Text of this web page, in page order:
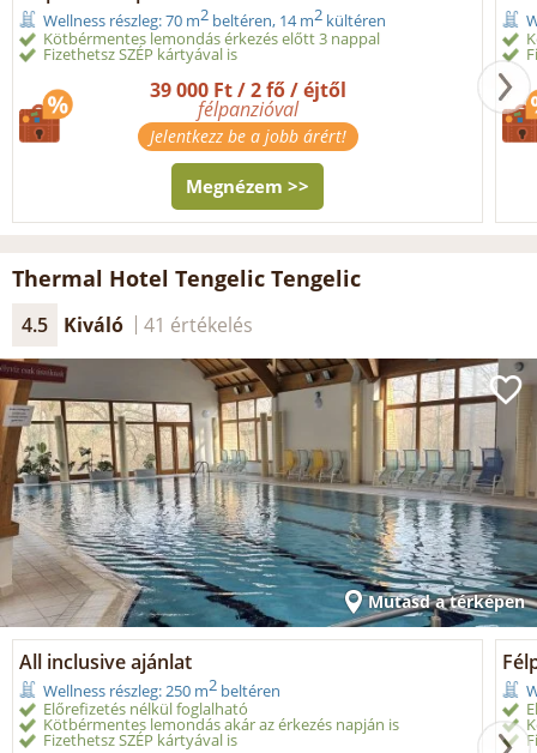
Wellness részleg: 70 m2 beltéren, 14 m2 kültéren
Kötbérmentes lemondás érkezés előtt 3 nappal
Fizethetsz SZÉP kártyával is
39 000 Ft / 2 fő / éjtől
félpanzióval
Jelentkezz be a jobb árért!
Megnézem >>
Thermal Hotel Tengelic Tengelic
4.5 Kiváló 41 értékelés
Mutasd a térképen
All inclusive ajánlat
Wellness részleg: 250 m2 beltéren
Előrefizetés nélkül foglalható
Kötbérmentes lemondás akár az érkezés napján is
Fizethetsz SZÉP kártyával is